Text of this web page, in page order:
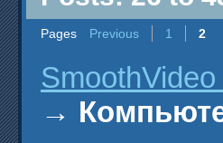
Pages Previous 1 2
→